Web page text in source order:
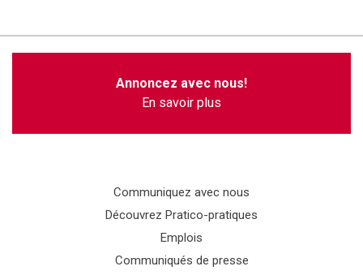
Annoncez avec nous!
En savoir plus
Communiquez avec nous
Découvrez Pratico-pratiques
Emplois
Communiqués de presse